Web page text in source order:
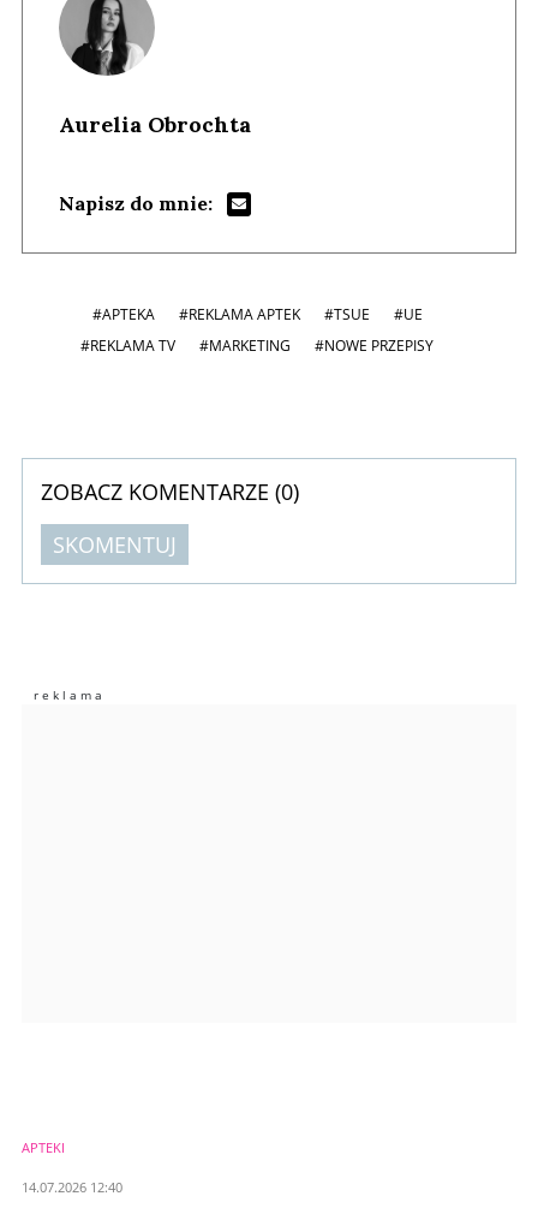
Aurelia Obrochta
Napisz do mnie:
#APTEKA #REKLAMA APTEK #TSUE
#UE
#REKLAMA TV
#MARKETING #NOWE PRZEPISY
ZOBACZ KOMENTARZE (0)
SKOMENTUJ
Imię (Wymagane)
APTEKI
14.07.2026 12:40